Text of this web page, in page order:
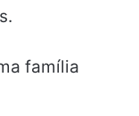
família